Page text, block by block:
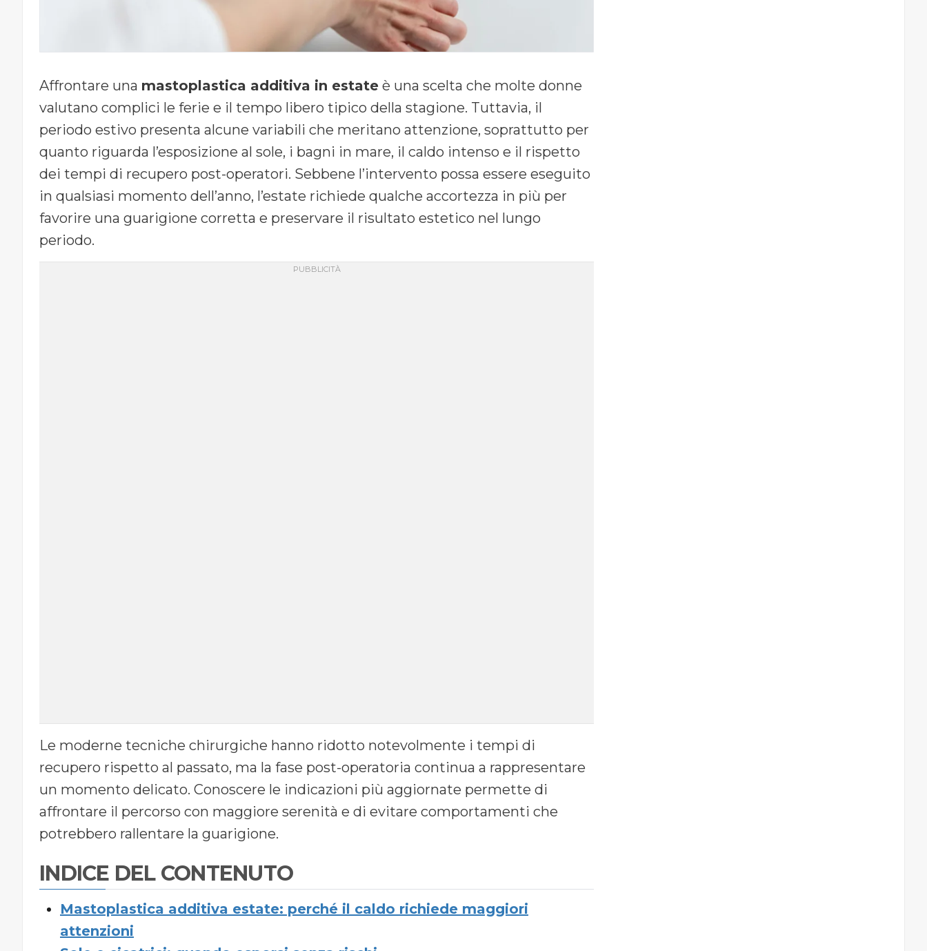
Affrontare una mastoplastica additiva in estate è una scelta che molte donne
valutano complici le ferie e il tempo libero tipico della stagione. Tuttavia, il
periodo estivo presenta alcune variabili che meritano attenzione, soprattutto per
quanto riguarda l’esposizione al sole, i bagni in mare, il caldo intenso e il rispetto
dei tempi di recupero post-operatori. Sebbene l’intervento possa essere eseguito
in qualsiasi momento dell’anno, l’estate richiede qualche accortezza in più per
favorire una guarigione corretta e preservare il risultato estetico nel lungo
periodo.
Le moderne tecniche chirurgiche hanno ridotto notevolmente i tempi di
recupero rispetto al passato, ma la fase post-operatoria continua a rappresentare
un momento delicato. Conoscere le indicazioni più aggiornate permette di
affrontare il percorso con maggiore serenità e di evitare comportamenti che
potrebbero rallentare la guarigione.
INDICE DEL CONTENUTO
Mastoplastica additiva estate: perché il caldo richiede maggiori
attenzioni